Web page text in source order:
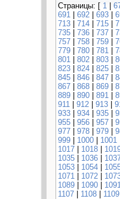
Страницы: [ 1 |
691 | 692 | 693 |
713 | 714 | 715 |
735 | 736 | 737 |
757 | 758 | 759 |
779 | 780 | 781 |
801 | 802 | 803 |
823 | 824 | 825 |
845 | 846 | 847 |
867 | 868 | 869 |
889 | 890 | 891 |
911 | 912 | 913 |
933 | 934 | 935 |
955 | 956 | 957 |
977 | 978 | 979 |
999 | 1000 | 1001
1017 | 1018 |
1035 | 1036 |
1053 | 1054 |
1071 | 1072 |
1089 | 1090 |
1107 | 1108 | 1109